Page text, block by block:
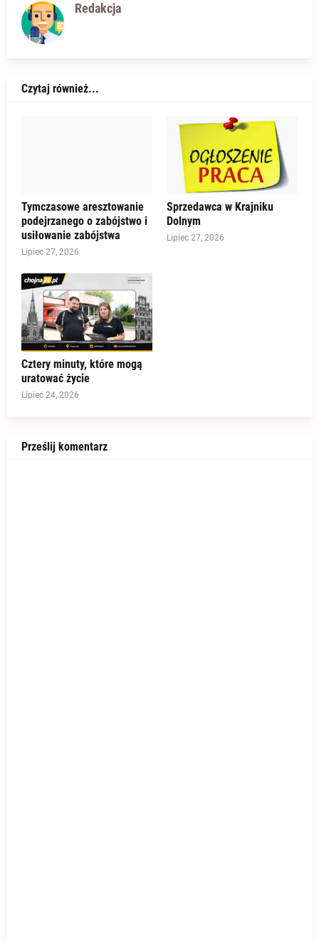
Redakcja
Czytaj również...
Tymczasowe aresztowanie
podejrzanego o zabójstwo i
usiłowanie zabójstwa
Lipiec 27, 2026
Sprzedawca w Krajniku
Dolnym
Lipiec 27, 2026
Cztery minuty, które mogą
uratować życie
Lipiec 24, 2026
Prześlij komentarz